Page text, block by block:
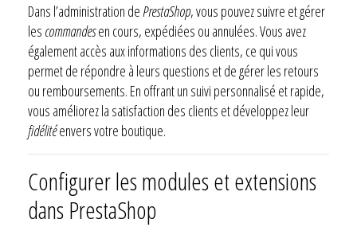
Dans l’administration dePrestaShop, vous pouvez suivre et gérer
les commandesen cours, expédiées ou annulées. Vous avez
également accès aux informations des clients, ce qui vous
permet de répondre à leurs questions et de gérer les retours
ou remboursements. En offrant un suivi personnalisé et rapide,
vous améliorez la satisfaction des clients et développez leur
fidélitéenvers votre boutique.
Configurer les modules et extensions
dans PrestaShop